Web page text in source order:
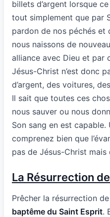
billets d’argent lorsque
tout simplement que par
pardon de nos péchés et
nous naissons de
alliance avec Dieu et par
Jésus-Christ n’est donc
d’argent, des voitures,
Il sait que toutes ces
nous sauver ou nous
Son sang en est
comprenez bien que
pas de Jésus-Christ mais
La Résurrection
Prêcher la résurrection
baptême du Saint Esprit.